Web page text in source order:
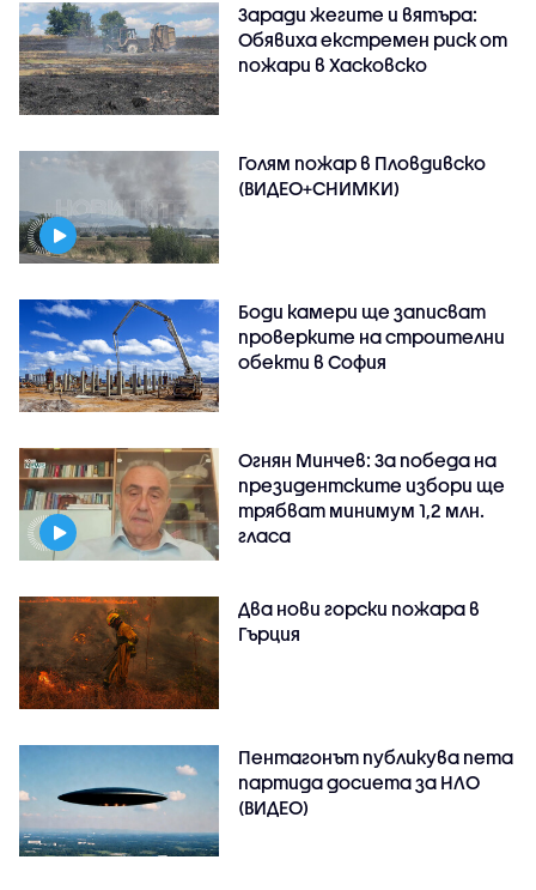
Заради жегите и вятъра:
Обявиха екстремен риск от
пожари в Хасковско
Голям пожар в Пловдивско
(ВИДЕО+СНИМКИ)
Боди камери ще записват
проверките на строителни
обекти в София
Огнян Минчев: За победа на
президентските избори ще
трябват минимум 1,2 млн.
гласа
Два нови горски пожара в
Гърция
Пентагонът публикува пета
партида досиета за НЛО
(ВИДЕО)